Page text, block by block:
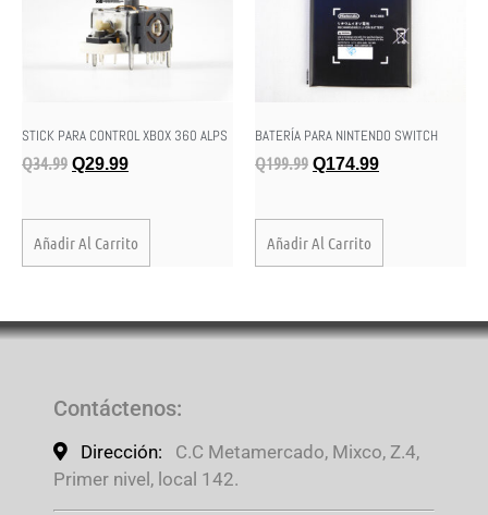
STICK PARA CONTROL XBOX 360 ALPS
Q34.99 Q29.99
Añadir Al Carrito
BATERÍA PARA NINTENDO SWITCH
Q199.99 Q174.99
Añadir Al Carrito
Contáctenos:
Dirección:
C.C Metamercado, Mixco, Z.4,
Primer nivel, local 142.